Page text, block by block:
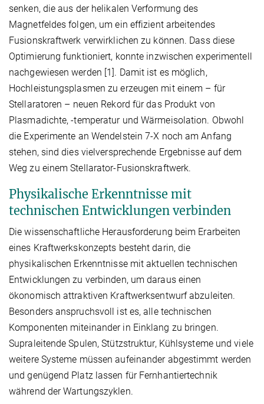
senken, die aus der helikalen Verformung des
Magnetfeldes folgen, um ein effizient arbeitendes
Fusionskraftwerk verwirklichen zu können. Dass diese
Optimierung funktioniert, konnte inzwischen experimentell
nachgewiesen werden [1]. Damit ist es möglich,
Hochleistungsplasmen zu erzeugen mit einem – für
Stellaratoren – neuen Rekord für das Produkt von
Plasmadichte, -temperatur und Wärmeisolation. Obwohl
die Experimente an Wendelstein 7-X noch am Anfang
stehen, sind dies vielversprechende Ergebnisse auf dem
Weg zu einem Stellarator-Fusionskraftwerk.
Physikalische Erkenntnisse mit
technischen Entwicklungen verbinden
Die wissenschaftliche Herausforderung beim Erarbeiten
eines Kraftwerkskonzepts besteht darin, die
physikalischen Erkenntnisse mit aktuellen technischen
Entwicklungen zu verbinden, um daraus einen
ökonomisch attraktiven Kraftwerksentwurf abzuleiten.
Besonders anspruchsvoll ist es, alle technischen
Komponenten miteinander in Einklang zu bringen.
Supraleitende Spulen, Stützstruktur, Kühlsysteme und viele
weitere Systeme müssen aufeinander abgestimmt werden
und genügend Platz lassen für Fernhantiertechnik
während der Wartungszyklen.